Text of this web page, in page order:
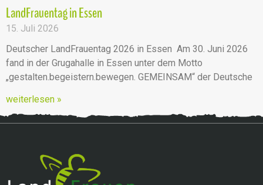
LandFrauentag in Essen
15. Juli 2026
Deutscher LandFrauentag 2026 in Essen Am 30. Juni 2026
fand in der Grugahalle in Essen unter dem Motto
„gestalten.begeistern.bewegen. GEMEINSAM“ der Deutsche
weiterlesen »